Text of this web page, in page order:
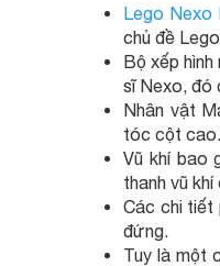
Lego Nexo
chủ đề
Bộ xếp hình
sĩ Nexo, đó
Nhân vật
tóc cột cao.
Vũ khí bao
thanh vũ khí
Các chi tiết
đứng.
Tuy là một